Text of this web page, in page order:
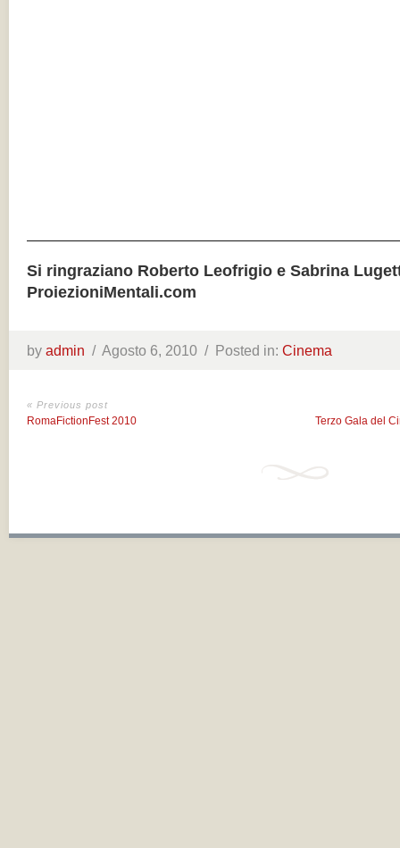
Si ringraziano Roberto Leofrigio e Sabrina
ProiezioniMentali.com
by admin / Agosto 6, 2010 / Posted in: Cinema
« Previous post
RomaFictionFest 2010 Terzo Gala del